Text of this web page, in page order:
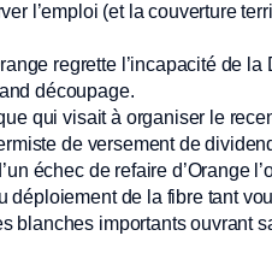
l’emploi (et la couverture
regrette l’incapacité de
découpage.
qui visait à organiser le
de versement de
échec de refaire d’Orange
déploiement de la fibre tant
blanches importants ouvrant